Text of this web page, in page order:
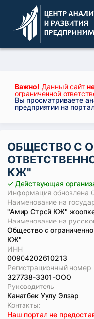
Важно! Данный сайт
ограниченной
Вы просматриваете
предприятии на
ОБЩЕСТВО С
КЖ"
✓ Действующая
Информация обновлена
Наименование на
"Амир Строй КЖ"
Наименование на
Общество с
КЖ"
ИНН
00904202610213
Регистрационный номер
327738-3301-ООО
Руководитель
Канатбек Уулу Элзар
Koнтaкты:
Наш портал не